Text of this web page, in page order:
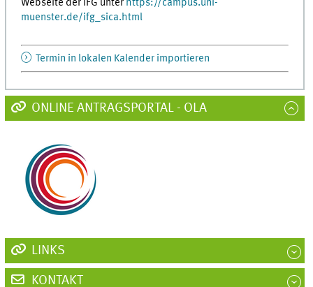
Webseite der IFG unter https://campus.uni-
muenster.de/ifg_sica.html
Termin in lokalen Kalender importieren
ONLINE ANTRAGSPORTAL - OLA
LINKS
KONTAKT